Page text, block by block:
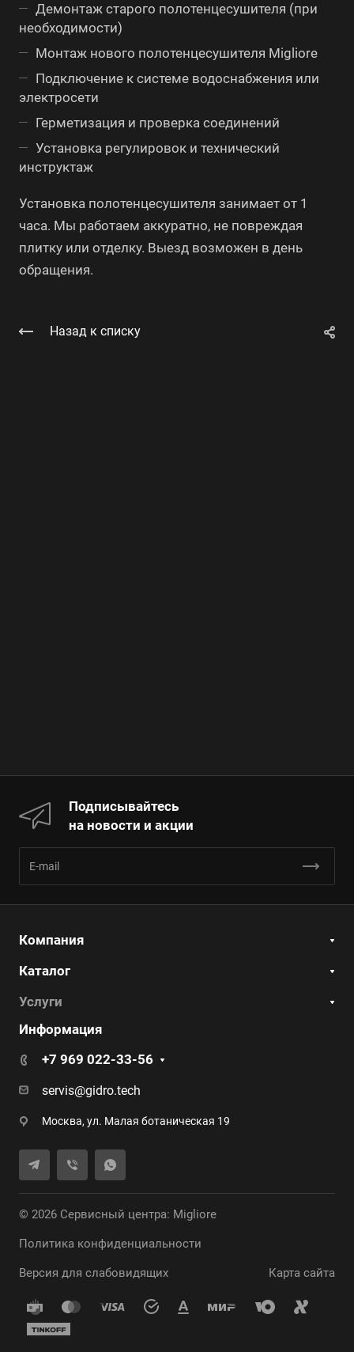
Демонтаж старого полотенцесушителя (при
необходимости)
Монтаж нового полотенцесушителя Migliore
Подключение к системе водоснабжения или
электросети
Герметизация и проверка соединений
Установка регулировок и технический
инструктаж
Установка полотенцесушителя занимает от 1
часа. Мы работаем аккуратно, не повреждая
плитку или отделку. Выезд возможен в день
обращения.
Назад к списку
Подписывайтесь
на новости и акции
Компания
Каталог
Услуги
Информация
+7 969 022-33-56
servis@gidro.tech
Москва, ул. Малая ботаническая 19
© 2026 Сервисный центра: Migliore
Политика конфиденциальности
Версия для слабовидящих Карта сайта